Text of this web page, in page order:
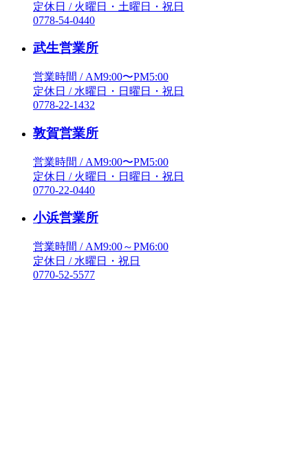
定休日 / 火曜日・土曜日・祝日
0778-54-0440
武生営業所
営業時間 / AM9:00〜PM5:00
定休日 / 水曜日・日曜日・祝日
0778-22-1432
敦賀営業所
営業時間 / AM9:00〜PM5:00
定休日 / 火曜日・日曜日・祝日
0770-22-0440
小浜営業所
営業時間 / AM9:00～PM6:00
定休日 / 水曜日・祝日
0770-52-5577